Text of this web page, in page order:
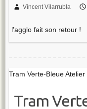
Vincent Vilarrubla
l’agglo fait son retour !
Tram Verte-Bleue Atelier
Tram